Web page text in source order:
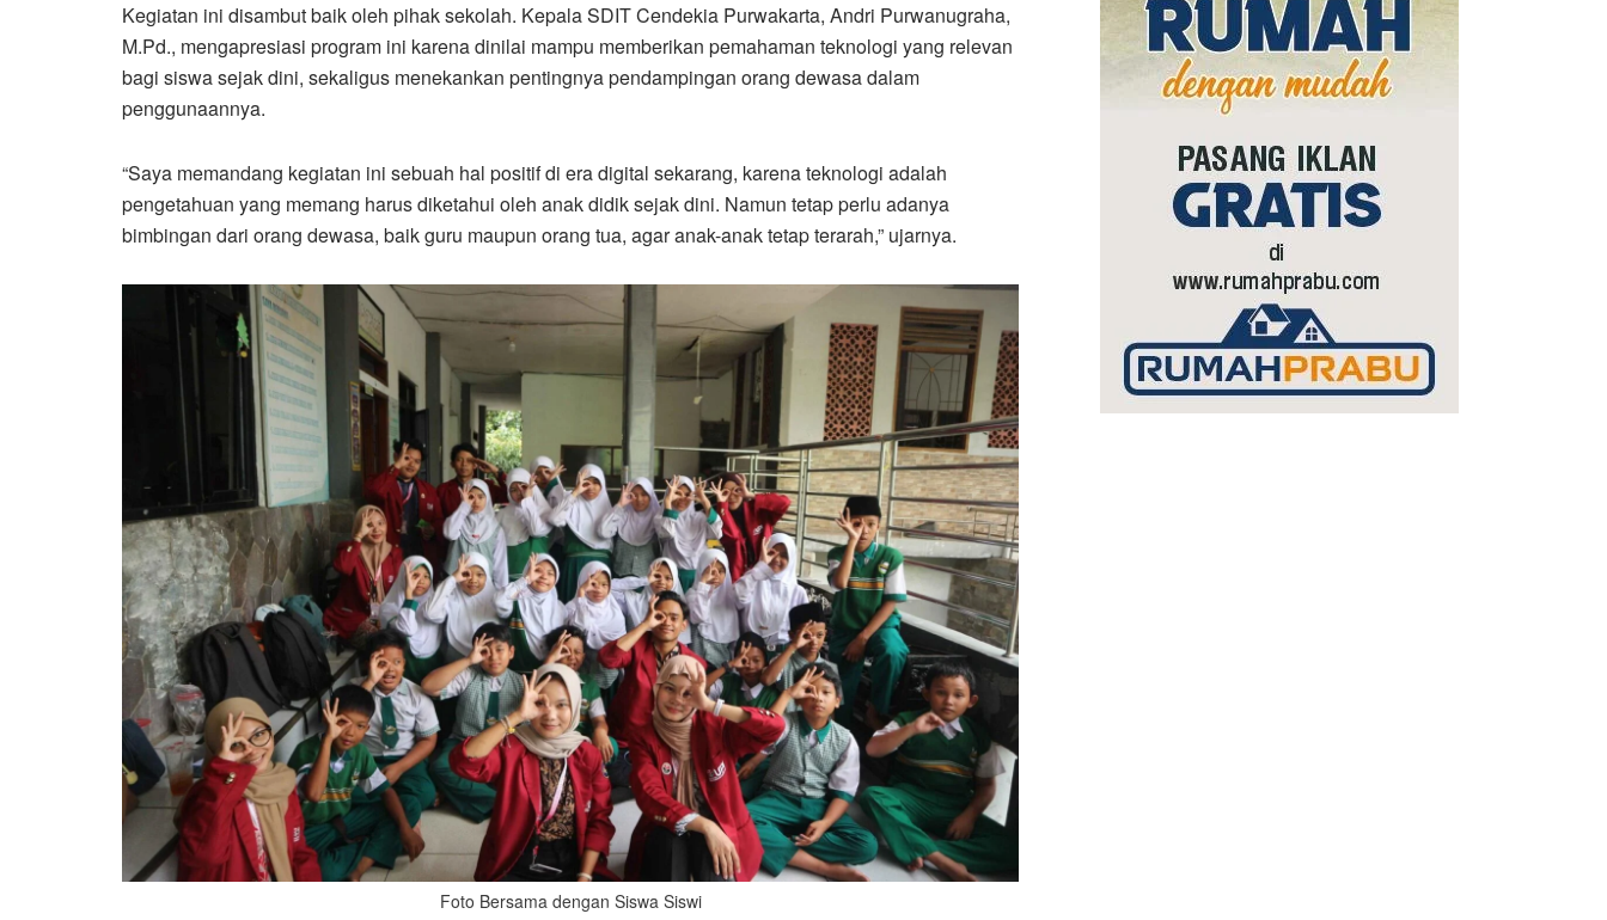
Kegiatan ini disambut baik oleh pihak sekolah. Kepala SDIT Cendekia Purwakarta, Andri Purwanugraha,
M.Pd., mengapresiasi program ini karena dinilai mampu memberikan pemahaman teknologi yang relevan
bagi siswa sejak dini, sekaligus menekankan pentingnya pendampingan orang dewasa dalam
penggunaannya.
“Saya memandang kegiatan ini sebuah hal positif di era digital sekarang, karena teknologi adalah
pengetahuan yang memang harus diketahui oleh anak didik sejak dini. Namun tetap perlu adanya
bimbingan dari orang dewasa, baik guru maupun orang tua, agar anak-anak tetap terarah,” ujarnya.
Foto Bersama dengan Siswa Siswi